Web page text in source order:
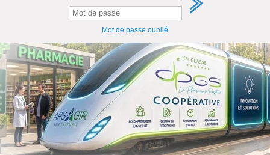
Mot de passe oublié